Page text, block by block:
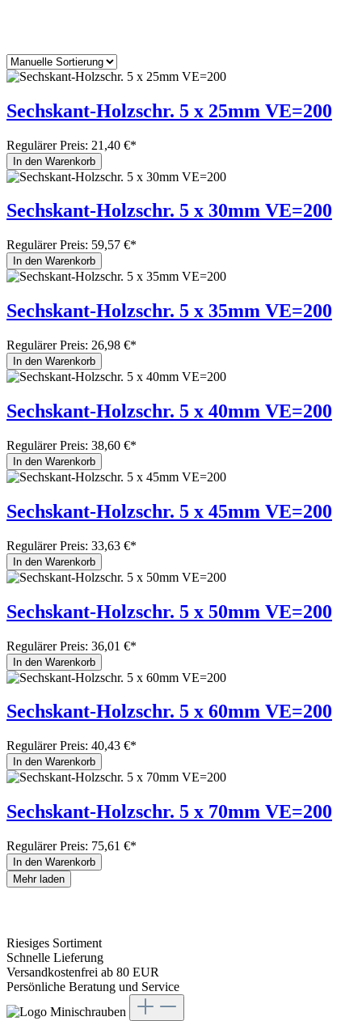
Sechskant-Holzschr. 5 x 25mm VE=200
Regulärer Preis: 21,40 €*
In den Warenkorb
Sechskant-Holzschr. 5 x 30mm VE=200
Regulärer Preis: 59,57 €*
In den Warenkorb
Sechskant-Holzschr. 5 x 35mm VE=200
Regulärer Preis: 26,98 €*
In den Warenkorb
Sechskant-Holzschr. 5 x 40mm VE=200
Regulärer Preis: 38,60 €*
In den Warenkorb
Sechskant-Holzschr. 5 x 45mm VE=200
Regulärer Preis: 33,63 €*
In den Warenkorb
Sechskant-Holzschr. 5 x 50mm VE=200
Regulärer Preis: 36,01 €*
In den Warenkorb
Sechskant-Holzschr. 5 x 60mm VE=200
Regulärer Preis: 40,43 €*
In den Warenkorb
Sechskant-Holzschr. 5 x 70mm VE=200
Regulärer Preis: 75,61 €*
In den Warenkorb
Mehr laden
Riesiges Sortiment
Schnelle Lieferung
Versandkostenfrei ab 80 EUR
Persönliche Beratung und Service